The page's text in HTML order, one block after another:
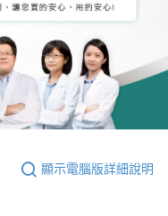
顯示電腦版詳細說明